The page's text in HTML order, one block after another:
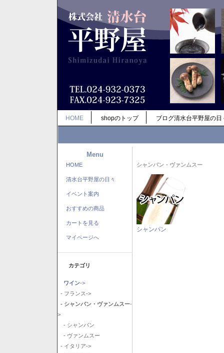
HOME shopのトップ ブログ清水台平野屋の日
Menu
HOME
清水台平野屋の日々
イベント案内
おすすめの商品
カートを見る
マイページへ
カテゴリ
ワイン->
- フランス->
- シャンパン・ヴァンムスー-
>
- シャンパン
- ヴァンムスー
- イタリア->
シャンパン・ヴァンムスー
シャンパン